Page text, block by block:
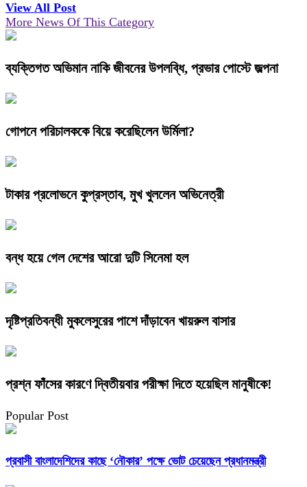
View All Post
More News Of This Category
ব্যক্তিগত অভিমান নাকি জীবনের উপলব্ধি, প্রভার পোস্টে জল্পনা
গোপনে পরিচালককে বিয়ে করেছিলেন উর্মিলা?
টাকার প্রলোভনে কুপ্রস্তাব, মুখ খুললেন অভিনেত্রী
বন্ধ হয়ে গেল দেশের আরো দুটি সিনেমা হল
দৃষ্টিপ্রতিবন্ধী মুকলেসুরের পাশে দাঁড়াবেন খায়রুল বাসার
প্রশ্ন ফাঁসের কারণে দ্বিতীয়বার পরীক্ষা দিতে হয়েছিল মানুষীকে!
Popular Post
প্রবাসী বাংলাদেশিদের কাছে ‘নৌকার’ পক্ষে ভোট চেয়েছেন প্রধানমন্ত্রী